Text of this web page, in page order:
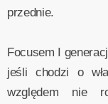
przednie.
Focusem I
jeśli chodzi o
względem nie